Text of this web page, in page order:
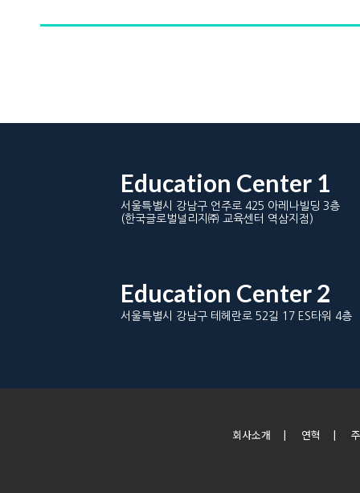
Education Center 1
서울특별시 강남구 언주로 425 아레나빌딩 3층
(한국글로벌널리지㈜ 교육센터 역삼지점)
Education Center 2
서울특별시 강남구 테헤란로 52길 17 ES타워 4층
회사소개 연혁